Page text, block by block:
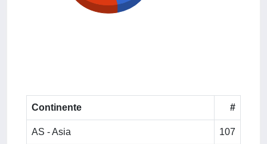
Continente #
AS - Asia 107